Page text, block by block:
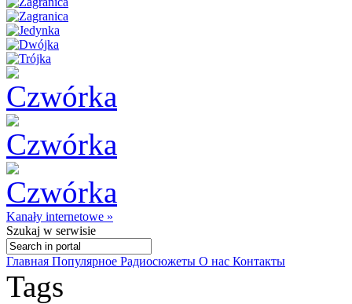
Kanały internetowe »
Szukaj w serwisie
Главная Популярное Радиосюжеты О нас Контакты
Tags